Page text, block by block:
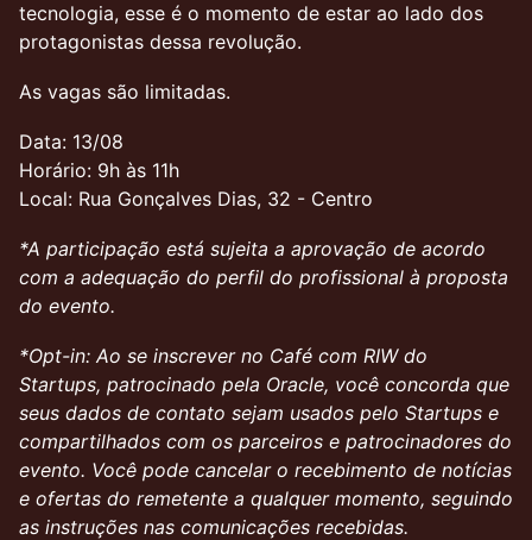
tecnologia, esse é o momento de estar ao lado dos
protagonistas dessa revolução.
As vagas são limitadas.
Data: 13/08
Horário: 9h às 11h
Local: Rua Gonçalves Dias, 32 - Centro
*A participação está sujeita a aprovação de acordo
com a adequação do perfil do profissional à proposta
do evento.
*Opt-in: Ao se inscrever no Café com RIW do
Startups, patrocinado pela Oracle, você concorda que
seus dados de contato sejam usados pelo Startups e
compartilhados com os parceiros e patrocinadores do
evento. Você pode cancelar o recebimento de notícias
e ofertas do remetente a qualquer momento, seguindo
as instruções nas comunicações recebidas.